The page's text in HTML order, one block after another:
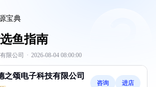
宝典
鱼指南
限公司 · 2026-08-04 08:00:00
之颂电子科技有限公司
咨询 进店